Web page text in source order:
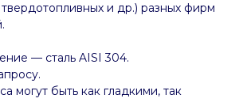
твердотопливных и др.) разных фирм
— сталь AISI 304.
могут быть как гладкими, так